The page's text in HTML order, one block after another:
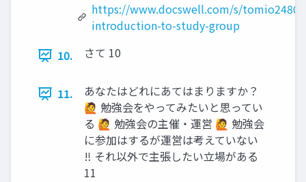
https://www.docswell.com/s/tomio2480/
introduction-to-study-group
10.
さて 10
11.
あなたはどれにあてはまりますか？
🙋 勉強会をやってみたいと思ってい
る 🙋 勉強会の主催・運営 🙋 勉強会
に参加はするが運営は考えていない
‼ それ以外で主張したい立場がある
11